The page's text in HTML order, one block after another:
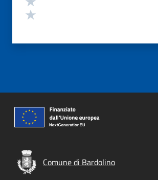
Comune di Bardolino